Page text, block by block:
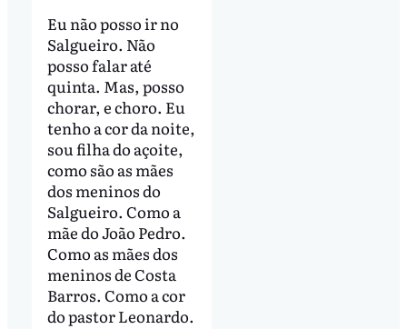
Eu não posso ir no
Salgueiro. Não
posso falar até
quinta. Mas, posso
chorar, e choro. Eu
tenho a cor da noite,
sou filha do açoite,
como são as mães
dos meninos do
Salgueiro. Como a
mãe do João Pedro.
Como as mães dos
meninos de Costa
Barros. Como a cor
do pastor Leonardo.